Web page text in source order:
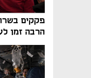
פקקים
הרבה זמן